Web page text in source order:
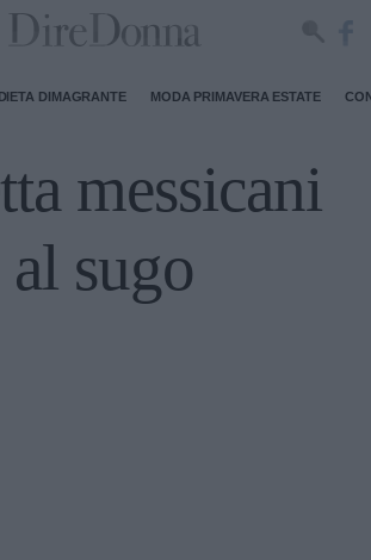
DIETA DIMAGRANTE MODA PRIMAVERA ESTATE
messicani
al sugo